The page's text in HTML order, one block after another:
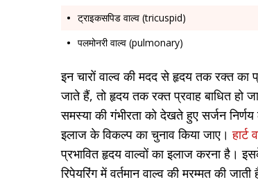
ट्राइकसपिड वाल्व (tricuspid)
पलमोनरी वाल्व (pulmonary)
इन चारों वाल्व की मदद से हृदय तक रक्त का
जाते हैं, तो हृदय तक रक्त प्रवाह बाधित हो
समस्या की गंभीरता को देखते हुए सर्जन
इलाज के विकल्प का चुनाव किया जाए।हार्ट
प्रभावित हृदय वाल्वों का इलाज करना है।
रिपेयरिंग में वर्तमान वाल्व की मरम्मत की जाती